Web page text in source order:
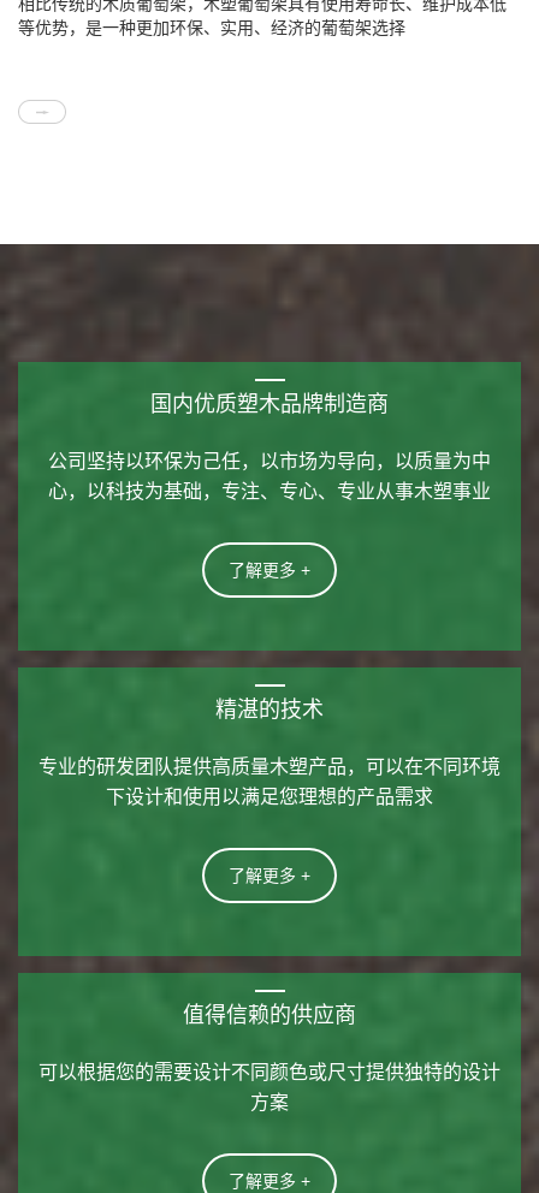
等优势，是一种更加环保、实用、经济的葡萄架选择
国内优质塑木品牌制造商
公司坚持以环保为己任，以市场为导向，以质量为中
心，以科技为基础，专注、专心、专业从事木塑事业
了解更多 +
精湛的技术
专业的研发团队提供高质量木塑产品，可以在不同环境
下设计和使用以满足您理想的产品需求
了解更多 +
值得信赖的供应商
可以根据您的需要设计不同颜色或尺寸提供独特的设计
方案
了解更多 +